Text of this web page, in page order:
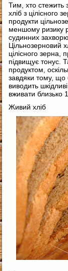
Тим, хто стежить
хліб з
продукти
меншому ризику
судинних
Цільнозерновий
цілісного зерна,
підвищує тонус.
продуктом,
завдяки тому, що
виводить
вживати близько
Живий хліб